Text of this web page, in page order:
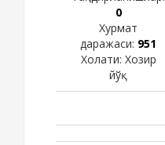
0
Хурмат
даражаси: 951
Холати: Хозир
йўқ